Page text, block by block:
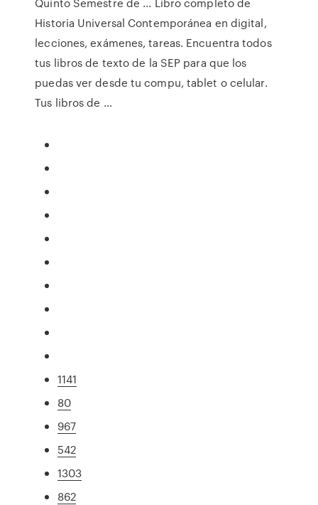
Historia Universal Contemporánea en digital,
lecciones, exámenes, tareas. Encuentra todos
tus libros de texto de la SEP para que los
puedas ver desde tu compu, tablet o celular.
Tus libros de …
1141
80
967
542
1303
862